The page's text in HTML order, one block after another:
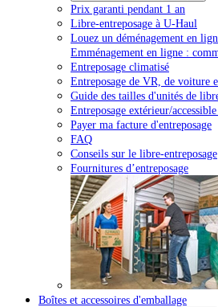
Prix garanti pendant 1 an
Libre-entreposage à U-Haul
Louez un déménagement en
Emménagement en ligne :
Entreposage climatisé
Entreposage de VR, de voiture
Guide des tailles d'unités de
Entreposage extérieur/
Payer ma facture d'entreposage
FAQ
Conseils sur le libre-entreposage
Fournitures d’entreposage
Boîtes et accessoires d'emballage